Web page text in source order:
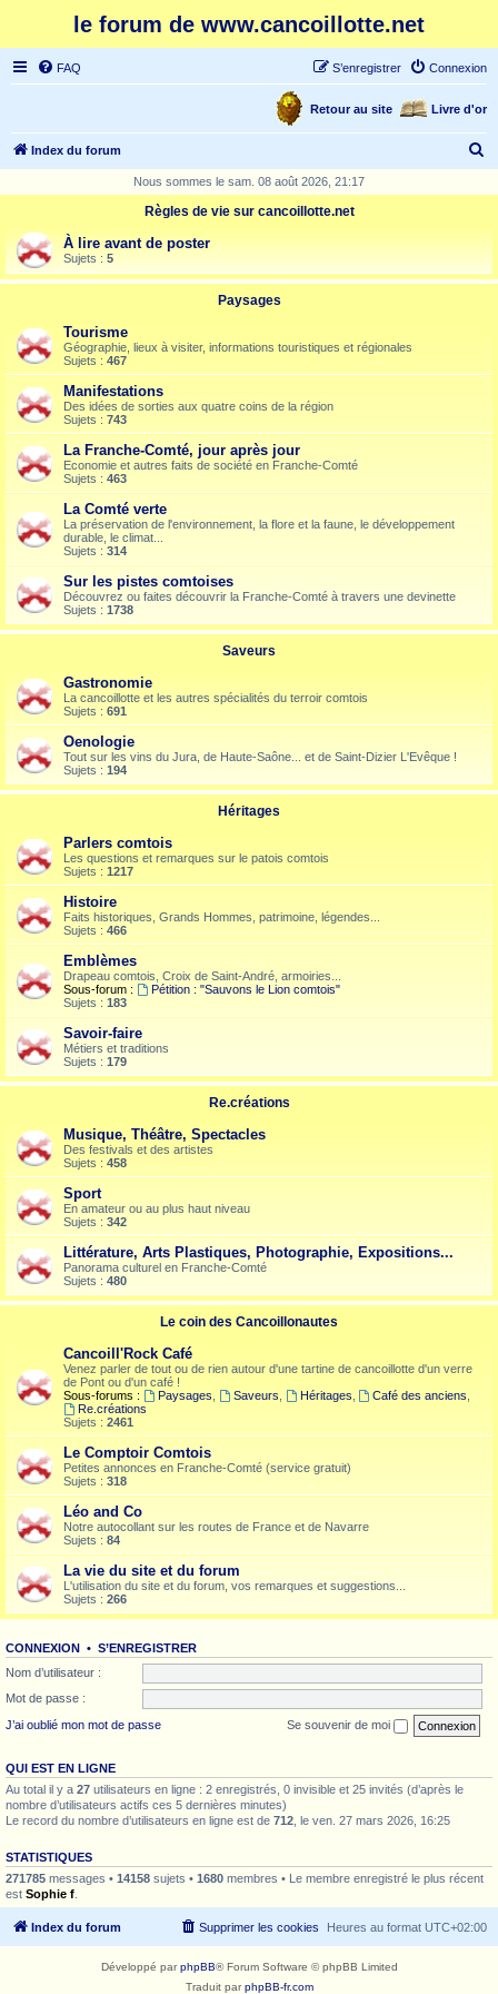
le forum de www.cancoillotte.net
FAQ Connexion
S’enregistrer
Livre d'or
Retour au site
Index du forum
r
Nous sommes le sam. 08 août 2026, 21:17
Règles de vie sur cancoillotte.net
À lire avant de poster
Sujets : 5
Paysages
Tourisme
Géographie, lieux à visiter, informations touristiques et régionales
Sujets : 467
Manifestations
Des idées de sorties aux quatre coins de la région
Sujets : 743
La Franche-Comté, jour après jour
Economie et autres faits de société en Franche-Comté
Sujets : 463
La Comté verte
La préservation de l'environnement, la flore et la faune, le développement
durable, le climat...
Sujets : 314
Sur les pistes comtoises
Découvrez ou faites découvrir la Franche-Comté à travers une devinette
Sujets : 1738
Saveurs
Gastronomie
La cancoillotte et les autres spécialités du terroir comtois
Sujets : 691
Oenologie
Tout sur les vins du Jura, de Haute-Saône... et de Saint-Dizier L'Evêque !
Sujets : 194
Héritages
Parlers comtois
Les questions et remarques sur le patois comtois
Sujets : 1217
Histoire
Faits historiques, Grands Hommes, patrimoine, légendes...
Sujets : 466
Emblèmes
Drapeau comtois, Croix de Saint-André, armoiries...
Sous-forum :
Pétition : "Sauvons le Lion comtois"
Sujets : 183
Savoir-faire
Métiers et traditions
Sujets : 179
Re.créations
Musique, Théâtre, Spectacles
Des festivals et des artistes
Sujets : 458
Sport
En amateur ou au plus haut niveau
Sujets : 342
Littérature, Arts Plastiques, Photographie, Expositions...
Panorama culturel en Franche-Comté
Sujets : 480
Le coin des Cancoillonautes
Cancoill'Rock Café
Venez parler de tout ou de rien autour d'une tartine de cancoillotte d'un verre
de Pont ou d'un café !
Sous-forums :
Paysages Saveurs Héritages Café des anciens
Re.créations
Sujets : 2461
Le Comptoir Comtois
Petites annonces en Franche-Comté (service gratuit)
Sujets : 318
Léo and Co
Notre autocollant sur les routes de France et de Navarre
Sujets : 84
La vie du site et du forum
L'utilisation du site et du forum, vos remarques et suggestions...
Sujets : 266
CONNEXION • S’ENREGISTRER
Nom d’utilisateur :
Mot de passe :
J’ai oublié mon mot de passe
Se souvenir de moi
QUI EST EN LIGNE
Au total il y a 27 utilisateurs en ligne : 2 enregistrés, 0 invisible et 25 invités (d’après le
nombre d’utilisateurs actifs ces 5 dernières minutes)
Le record du nombre d’utilisateurs en ligne est de 712 , le ven. 27 mars 2026, 16:25
STATISTIQUES
271785 messages • 14158 sujets • 1680 membres • Le membre enregistré le plus récent
est Sophie f
Index du forum Heures au format UTC+02:00
Supprimer les cookies
Développé parphpBB® Forum Software © phpBB Limited
Traduit parphpBB-fr.com